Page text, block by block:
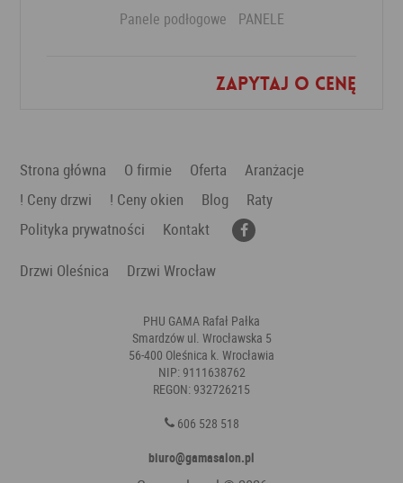
Panele podłogowe PANELE
Zapytaj o cenę
Dodaj do ulubionych
Strona główna O firmie Oferta
Aranżacje
! Ceny drzwi
! Ceny okien Blog
Raty
Polityka prywatności
Kontakt
Drzwi Oleśnica
Drzwi Wrocław
PHU GAMA Rafał Pałka
Smardzów ul. Wrocławska 5
56-400 Oleśnica k. Wrocławia
NIP: 9111638762
REGON: 932726215
606 528 518
biuro@gamasalon.pl